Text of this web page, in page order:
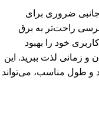
ضروری برای
راحت‌تر به برق
خود را بهبود
و زمانی لذت ببرید. این
و طول مناسب، می‌تواند